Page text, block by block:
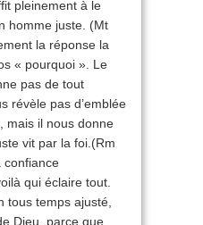
pleinement à le
homme juste. (Mt
la réponse la
« pourquoi ». Le
pas de tout
révèle pas d’emblée
mais il nous donne
vit par la foi. (Rm
confiance
qui éclaire tout.
tous temps ajusté,
Dieu, parce que